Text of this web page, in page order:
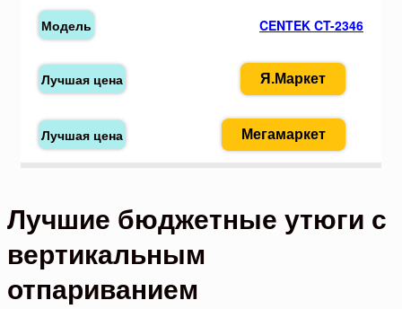
CENTEK CT-2346
Я.Маркет
Мегамаркет
Лучшие бюджетные утюги с
вертикальным
отпариванием